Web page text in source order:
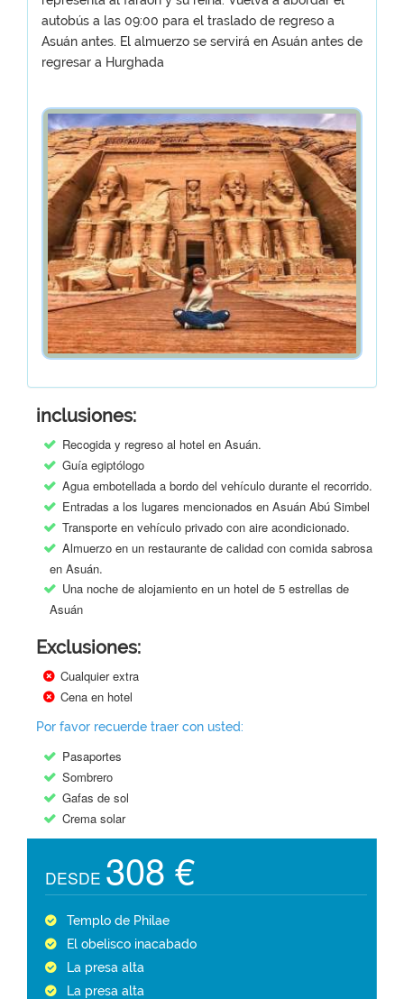
autobús a las 09:00 para el traslado de regreso a
Asuán antes. El almuerzo se servirá en Asuán antes de
regresar a Hurghada
inclusiones:
Recogida y regreso al hotel en Asuán.
Guía egiptólogo
Agua embotellada a bordo del vehículo durante el recorrido.
Entradas a los lugares mencionados en Asuán Abú Simbel
Transporte en vehículo privado con aire acondicionado.
Almuerzo en un restaurante de calidad con comida sabrosa
en Asuán.
Una noche de alojamiento en un hotel de 5 estrellas de
Asuán
Exclusiones:
Cualquier extra
Cena en hotel
Por favor recuerde traer con usted:
Pasaportes
Sombrero
Gafas de sol
Crema solar
DESDE 308 €
Templo de Philae
El obelisco inacabado
La presa alta
La presa alta